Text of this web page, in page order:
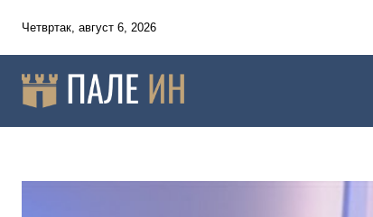
Четвртак, август 6, 2026